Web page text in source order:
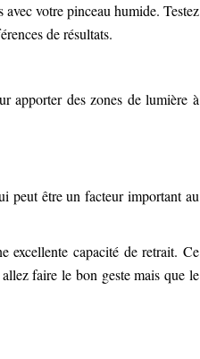
votre pinceau humide. Testez
de résultats.
apporter des zones de lumière à
peut être un facteur important au
capacité de retrait. Ce
faire le bon geste mais que le